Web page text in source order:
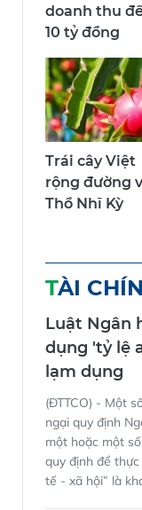
doanh thu
10 tỷ đồng
Trái cây Việt
rộng đường
Thổ Nhĩ Kỳ
TÀI
Luật Ngân
dụng 'tỷ lệ
lạm dụng
(ĐTTCO) - Một
ngại quy định
một hoặc một
quy định để
tế - xã hội” là